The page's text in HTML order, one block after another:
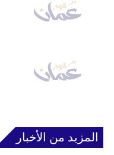
المزيد من الأخبار